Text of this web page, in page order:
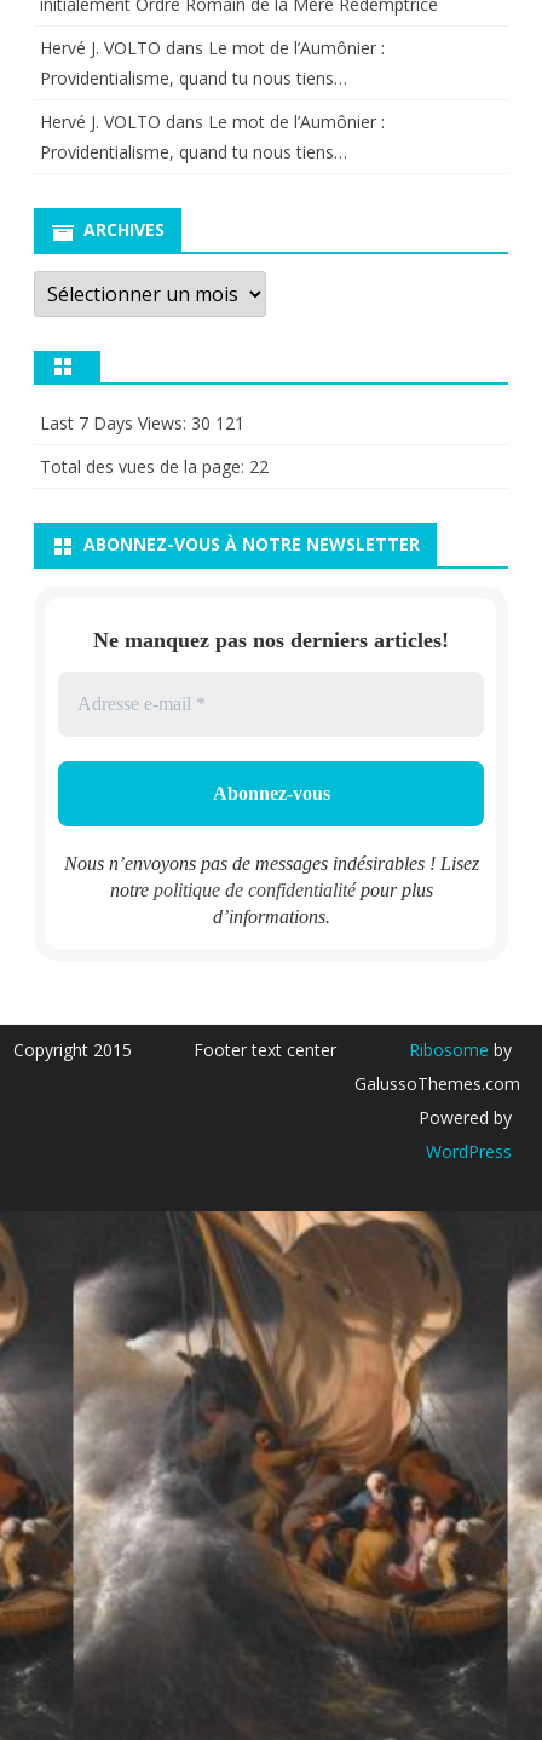
initialement Ordre Romain de la Mère Rédemptrice
Hervé J. VOLTO dans Le mot de l’Aumônier :
Providentialisme, quand tu nous tiens…
Hervé J. VOLTO dans Le mot de l’Aumônier :
Providentialisme, quand tu nous tiens…
ARCHIVES
Archives
Last 7 Days Views: 30 121
Total des vues de la page: 22
ABONNEZ-VOUS À NOTRE NEWSLETTER
Ne manquez pas nos derniers articles!
Nous n’envoyons pas de messages indésirables ! Lisez
notre politique de confidentialitépour plus
d’informations.
Copyright 2015 Footer text center Ribosome by
GalussoThemes.com
Powered by
WordPress